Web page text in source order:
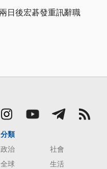
日後宏碁發重訊辭職
分類
政治
社會
全球
生活